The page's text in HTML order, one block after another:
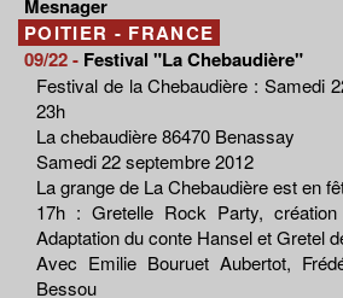
Mesnager
POITIER - FRANCE
09/22 - Festival "La Chebaudière"
Festival de la Chebaudière : Samedi
23h
La chebaudière 86470 Benassay
Samedi 22 septembre 2012
La grange de La Chebaudière est en
17h : Gretelle Rock Party,
Adaptation du conte Hansel et Gretel
Avec Emilie Bouruet Aubertot,
Bessou